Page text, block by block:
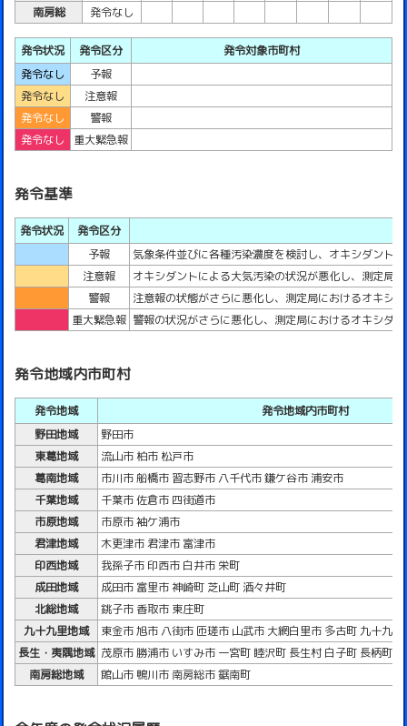
南房総
発令なし
発令状況 発令区分
発令対象市町村
発令なし
予報
発令なし
注意報
発令なし
警報
発令なし
重大緊急報
発令基準
発令状況
発令区分
予報
気象条件並びに各種汚染濃度を検討し、オキシダント
注意報
オキシダントによる大気汚染の状況が悪化し、測定局
警報
注意報の状態がさらに悪化し、測定局におけるオキシ
重大緊急報 警報の状況がさらに悪化し、測定局におけるオキシダ
発令地域内市町村
発令地域
発令地域内市町村
野田地域
野田市
東葛地域
流山市 柏市 松戸市
葛南地域
市川市 船橋市 習志野市 八千代市 鎌ケ谷市 浦安市
千葉地域
千葉市 佐倉市 四街道市
市原地域
市原市 袖ケ浦市
君津地域
木更津市 君津市 富津市
印西地域
我孫子市 印西市 白井市 栄町
成田地域
成田市 富里市 神崎町 芝山町 酒々井町
北総地域
銚子市 香取市 東庄町
九十九里地域
東金市 旭市 八街市 匝瑳市 山武市 大網白里市 多古町 九十九
長生・夷隅地域 茂原市 勝浦市 いすみ市 一宮町 睦沢町 長生村 白子町 長柄町
南房総地域
館山市 鴨川市 南房総市 鋸南町